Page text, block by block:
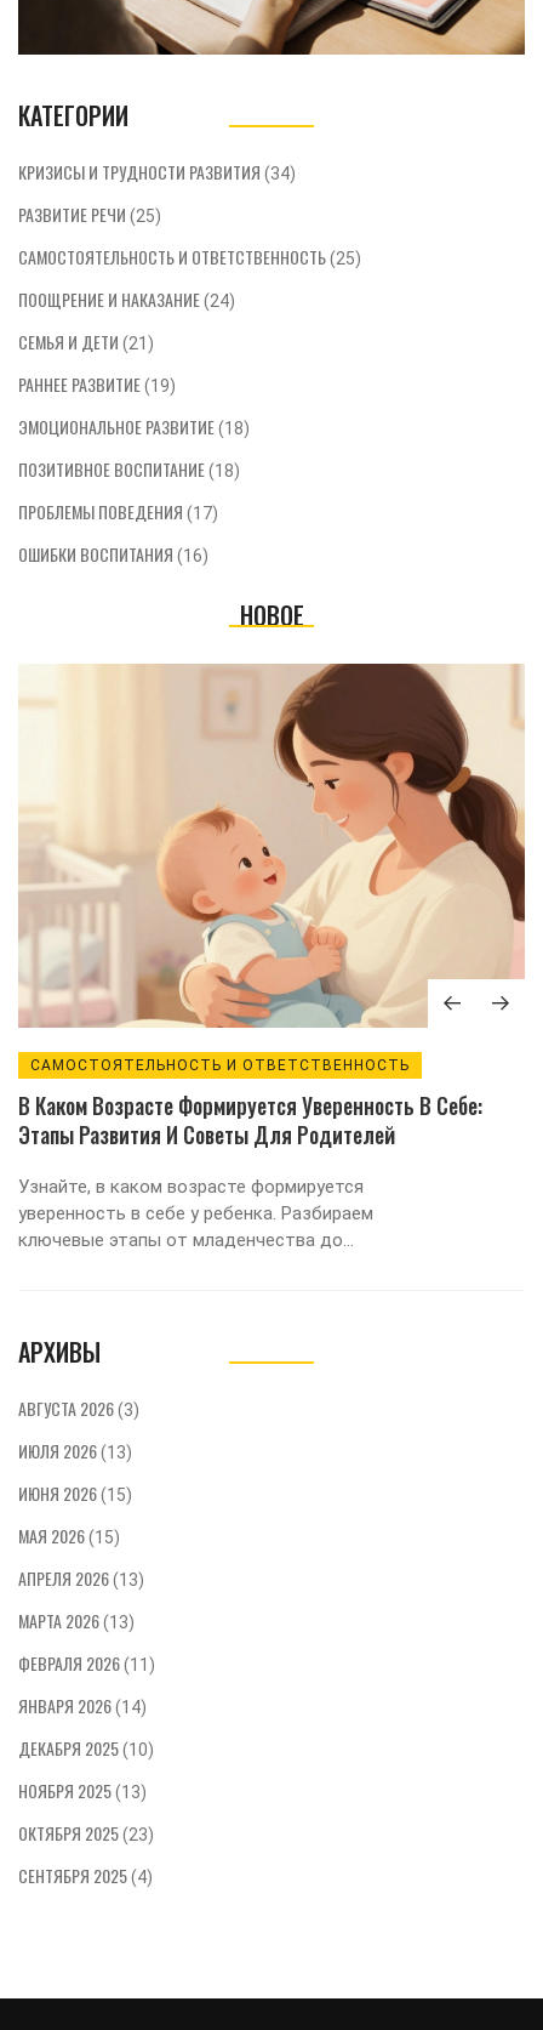
КАТЕГОРИИ
КРИЗИСЫ И ТРУДНОСТИ РАЗВИТИЯ (34)
РАЗВИТИЕ РЕЧИ (25)
САМОСТОЯТЕЛЬНОСТЬ И ОТВЕТСТВЕННОСТЬ(25)
ПООЩРЕНИЕ И НАКАЗАНИЕ(24)
СЕМЬЯ И ДЕТИ (21)
РАННЕЕ РАЗВИТИЕ(19)
ЭМОЦИОНАЛЬНОЕ РАЗВИТИЕ(18)
ПОЗИТИВНОЕ ВОСПИТАНИЕ(18)
ПРОБЛЕМЫ ПОВЕДЕНИЯ (17)
ОШИБКИ ВОСПИТАНИЯ (16)
НОВОЕ
САМОСТОЯТЕЛЬНОСТЬ И ОТВЕТСТВЕННОСТЬ
В Каком Возрасте Формируется Уверенность В Себе:
Этапы Развития И Советы Для Родителей
Узнайте, в каком возрасте формируется
уверенность в себе у ребенка. Разбираем
ключевые этапы от младенчества до
АРХИВЫ
АВГУСТА 2026(3)
ИЮЛЯ 2026(13)
ИЮНЯ 2026(15)
МАЯ 2026(15)
АПРЕЛЯ 2026(13)
МАРТА 2026(13)
ФЕВРАЛЯ 2026(11)
ЯНВАРЯ 2026(14)
ДЕКАБРЯ 2025(10)
НОЯБРЯ 2025(13)
ОКТЯБРЯ 2025(23)
СЕНТЯБРЯ 2025(4)